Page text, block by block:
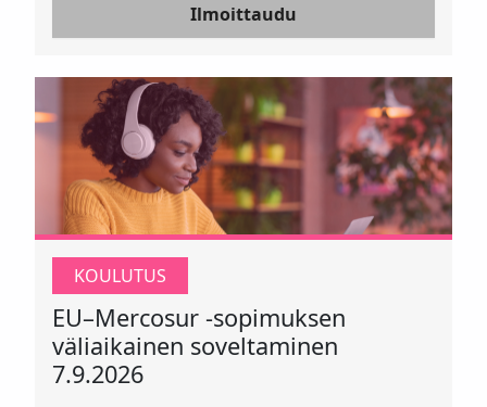
Ilmoittaudu
KOULUTUS
EU–Mercosur ‑sopimuksen
väliaikainen soveltaminen
7.9.2026